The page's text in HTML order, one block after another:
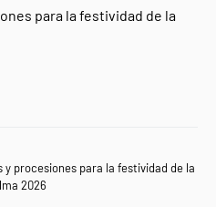
para la festividad de la
y procesiones para la festividad de la
2026